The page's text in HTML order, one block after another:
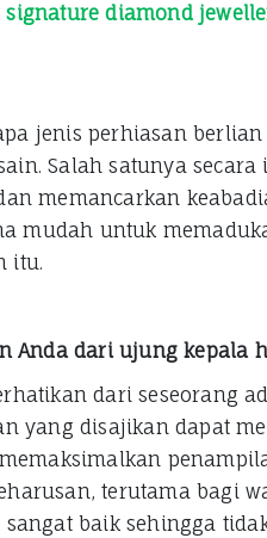
signature diamond
jenis perhiasan
Salah satunya
memancarkan
mudah untuk
itu.
Anda dari ujung kepala
dari seseorang
yang disajikan dapat
terutama bagi
baik sehingga